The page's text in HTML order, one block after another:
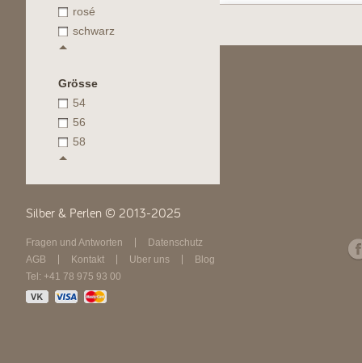
rosé
schwarz
Grösse
54
56
58
Silber & Perlen © 2013-2025
Fragen und Antworten
Datenschutz
AGB
Kontakt Über uns
Blog
Tel: +41 78 975 93 00